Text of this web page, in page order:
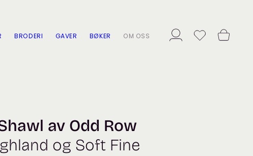
BRODERI GAVER BØKER OM OSS
av Odd Row
og Soft Fine